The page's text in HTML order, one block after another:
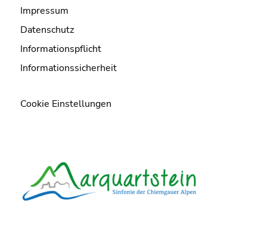
Impressum
Datenschutz
Informationspflicht
Informationssicherheit
Cookie Einstellungen